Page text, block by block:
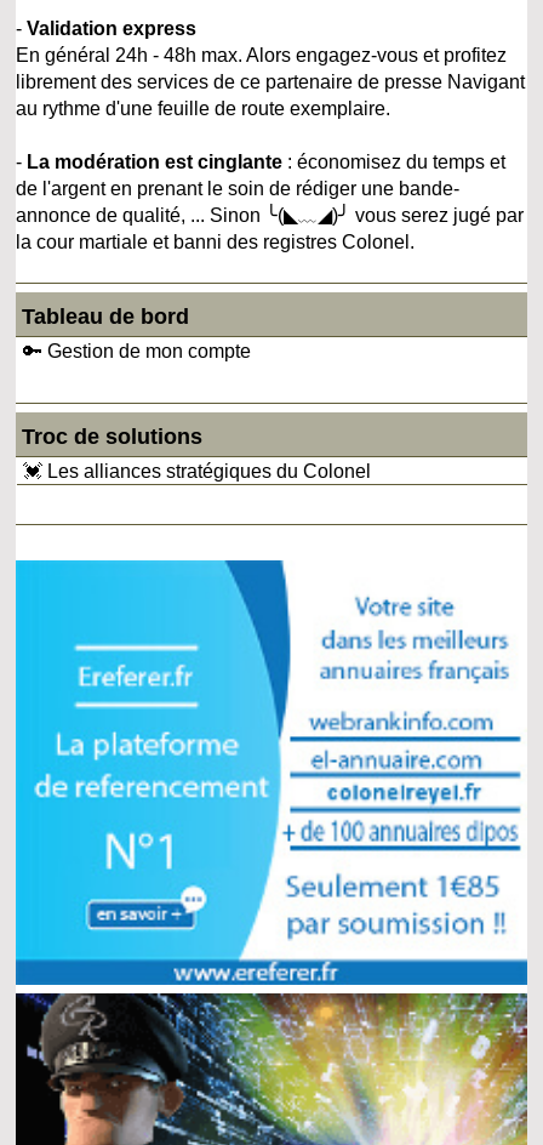
-Validation express
En général 24h - 48h max. Alors engagez-vous et profitez
librement des services de ce partenaire de presse Navigant
au rythme d'une feuille de route exemplaire.
- La modération est cinglante : économisez du temps et
de l'argent en prenant le soin de rédiger une bande-
annonce de qualité, ... Sinon ╰(◣﹏◢)╯ vous serez jugé par
la cour martiale et banni des registres Colonel.
Tableau de bord
🔑 Gestion de mon compte
Troc de solutions
💓 Les alliances stratégiques du Colonel